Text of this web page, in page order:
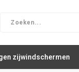
zijwindschermen